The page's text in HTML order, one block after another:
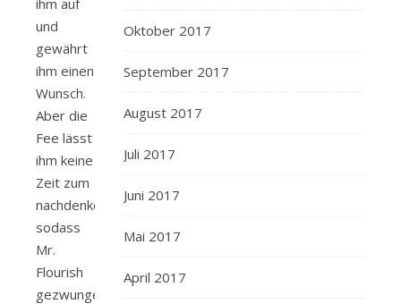
und
gewährt
ihm einen
Wunsch.
Aber die
Fee lässt
ihm keine
Zeit zum
nachdenken,
sodass
Mr.
Flourish
gezwungen
Oktober 2017
September 2017
August 2017
Juli 2017
Juni 2017
Mai 2017
April 2017